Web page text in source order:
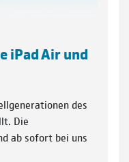
iPad Air und
des
Die
ab sofort bei uns